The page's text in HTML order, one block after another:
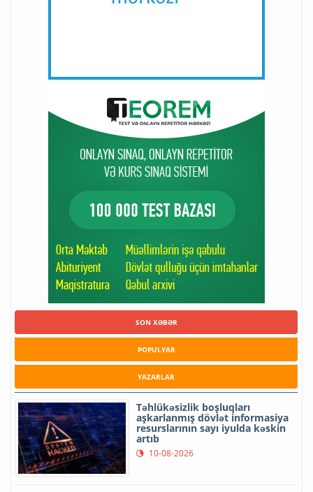
SON XƏBƏR
POPULYAR
YAZARLAR
Təhlükəsizlik boşluqları
aşkarlanmış dövlət informasiya
resurslarının sayı iyulda kəskin
artıb
10-08-2026